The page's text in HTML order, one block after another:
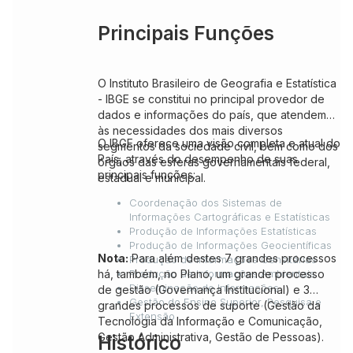
Principais Funções
O Instituto Brasileiro de Geografia e Estatística
- IBGE se constitui no principal provedor de
dados e informações do país, que atendem
às necessidades dos mais diversos
segmentos da sociedade civil, bem como dos
órgãos das esferas governamentais federal,
estadual e municipal.
O IBGE oferece uma visão completa e atual do
País, através do desempenho de suas
principais funções:
Coordenação dos Sistemas de
Informações Cartográficas e Estatísticas
Produção de Informações Estatísticas
Produção de Informações Geocientíficas
Produção de Informações Censitárias
Produção de Informações Ambientais
Disseminação de Informações
Gestão do Ensino Superior, Pesquisa e
Extensão
Nota:Para além destes 7 grandes processos
há, também, no Plano, um grande processo
de gestão (Governança Institucional) e 3
grandes processos de suporte (Gestão da
Tecnologia da Informação e Comunicação,
Gestão Administrativa, Gestão de Pessoas).
Histórico